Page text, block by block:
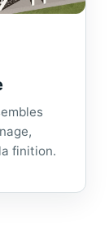
finition.